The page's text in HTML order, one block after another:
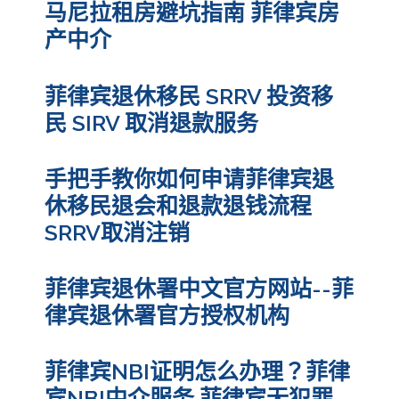
马尼拉租房避坑指南 菲律宾房
产中介
菲律宾退休移民 SRRV 投资移
民 SIRV 取消退款服务
手把手教你如何申请菲律宾退
休移民退会和退款退钱流程
SRRV取消注销
菲律宾退休署中文官方网站--菲
律宾退休署官方授权机构
菲律宾NBI证明怎么办理？菲律